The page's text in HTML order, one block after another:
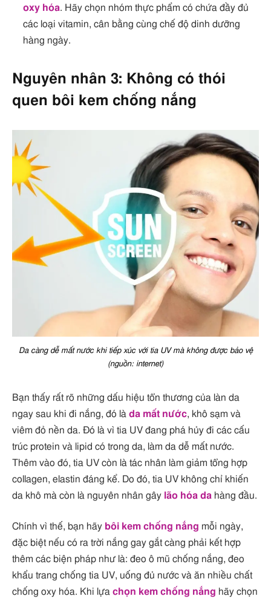
oxy hóa. Hãy chọn nhóm thực phẩm có chứa đầy đủ
các loại vitamin, cân bằng cùng chế độ dinh dưỡng
hàng ngày.
Nguyên nhân 3: Không có thói
quen bôi kem chống nắng
Da càng dễ mất nước khi tiếp xúc với tia UV mà không được bảo vệ
(nguồn: internet)
Bạn thấy rất rõ những dấu hiệu tổn thương của làn da
ngay sau khi đi nắng, đó là da mất nước, khô sạm và
viêm đỏ nền da. Đó là vì tia UV đang phá hủy đi các cấu
trúc protein và lipid có trong da, làm da dễ mất nước.
Thêm vào đó, tia UV còn là tác nhân làm giảm tổng hợp
collagen, elastin đáng kể. Do đó, tia UV không chỉ khiến
da khô mà còn là nguyên nhân gây lão hóa da hàng đầu.
Chính vì thế, bạn hãy bôi kem chống nắng mỗi ngày,
đặc biệt nếu có ra trời nắng gay gắt càng phải kết hợp
thêm các biện pháp như là: đeo ô mũ chống nắng, đeo
khẩu trang chống tia UV, uống đủ nước và ăn nhiều chất
chống oxy hóa. Khi lựa chọn kem chống nắng hãy chọn